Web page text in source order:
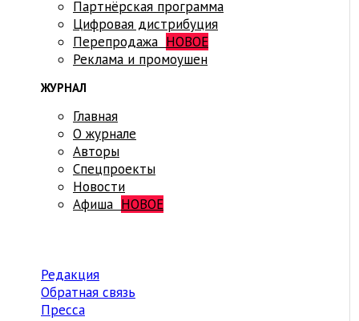
Партнёрская программа
Цифровая дистрибуция
Перепродажа НОВОЕ
Реклама и промоушен
ЖУРНАЛ
Главная
О журнале
Авторы
Спецпроекты
Новости
Афиша НОВОЕ
Редакция
Обратная связь
Пресса